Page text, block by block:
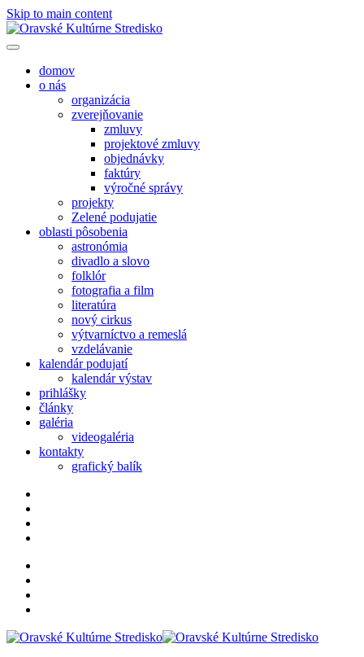
Skip to main content
domov
o nás
organizácia
zverejňovanie
zmluvy
projektové zmluvy
objednávky
faktúry
výročné správy
projekty
Zelené podujatie
oblasti pôsobenia
astronómia
divadlo a slovo
folklór
fotografia a film
literatúra
nový cirkus
výtvarníctvo a remeslá
vzdelávanie
kalendár podujatí
kalendár výstav
prihlášky
články
galéria
videogaléria
kontakty
grafický balík